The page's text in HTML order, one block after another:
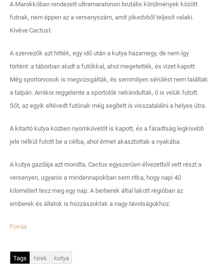
A Marokkóban rendezett ultramaratonon brutális körülmények között
futnak, nem éppen az a versenyszám, amit jókedvből teljesít valaki.
Kivéve Cactust.
A szervezők azt hitték, egy idő után a kutya hazamegy, de nem így
történt: a táborban aludt a futókkal, ahol megetették, és vizet kapott.
Még sportorvosok is megvizsgálták, és semmilyen sérülést nem találtak
a talpán. Amikor reggelente a sportolók nekiindultak, ő is velük futott.
Sőt, az egyik eltévedt futónak még segített is visszatalálni a helyes útra.
A kitartó kutya közben nyomkövetőt is kapott, és a fáradtság legkisebb
jele nélkül futott be a célba, ahol érmet akasztottak a nyakába.
A kutya gazdája azt mondta, Cactus egyszerűen élvezetből vett részt a
versenyen, ugyanis a mindennapokban sem ritka, hogy napi 40
kilométert tesz meg egy nap. A berberek által lakott régióban az
emberek és állatok is hozzászoktak a nagy távolságokhoz.
Forrás
Tags hírek kutya